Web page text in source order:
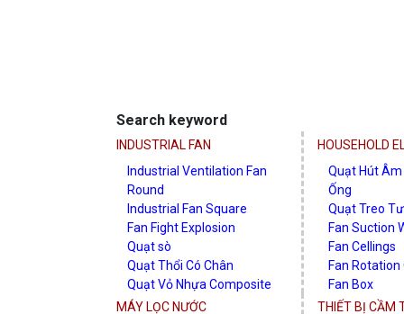
Search keyword
INDUSTRIAL FAN
Industrial Ventilation Fan
Round
Industrial Fan Square
Fan Fight Explosion
Quạt sò
Quạt Thổi Có Chân
Quạt Vỏ Nhựa Composite
Quạt Giải Nhiệt Dàn Nóng
HOUSEHOLD
Quạt Hút
Ống
Quạt Treo
Fan Suction
Fan Cellings
Fan Rotation
Fan Box
Quạt Đứng
MÁY LỌC NƯỚC THIẾT BỊ CẦM